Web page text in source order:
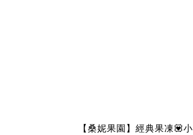
【桑妮果園】經典果凍💟小